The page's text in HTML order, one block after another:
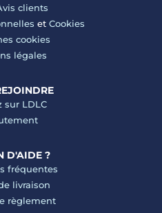
clients
et Cookies
cookies
légales
sur LDLC
D'AIDE ?
fréquentes
livraison
règlement